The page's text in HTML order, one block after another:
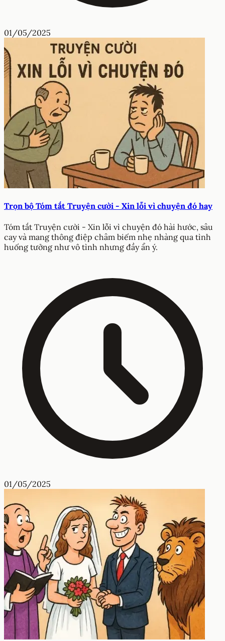
01/05/2025
Trọn bộ Tóm tắt Truyện cười - Xin lỗi vì chuyện đó hay
Tóm tắt Truyện cười - Xin lỗi vì chuyện đó hài hước, sâu
cay và mang thông điệp châm biếm nhẹ nhàng qua tình
huống tưởng như vô tình nhưng đầy ẩn ý.
01/05/2025